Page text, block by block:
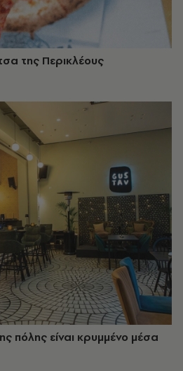
της Περικλέους
πόλης είναι κρυμμένο μέσα